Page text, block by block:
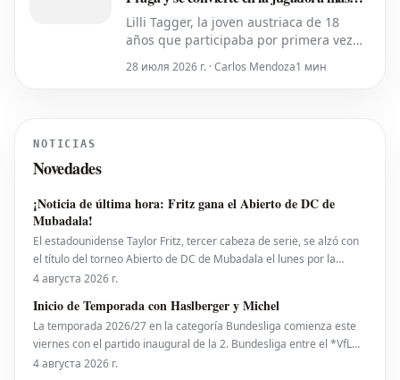
joven del top 50
Lilli Tagger, la joven austriaca de 18
años que participaba por primera vez
en el cuadro principal del torneo,
conquistó su primer título WTA el
28 июля 2026 г. · Carlos Mendoza1 мин
NOTICIAS
Novedades
¡Noticia de última hora: Fritz gana el Abierto de DC de
Mubadala!
El estadounidense Taylor Fritz, tercer cabeza de serie, se alzó con
el título del torneo Abierto de DC de Mubadala el lunes por la
noche, tras derrotar al español Rafael Jodar por 7-6 (2), 6-4. Este es
10 del ranking mundial, habí
4 августа 2026 г.
Inicio de Temporada con Haslberger y Michel
La temporada 2026/27 en la categoría Bundesliga comienza este
viernes con el partido inaugural de la 2. Bundesliga entre el *VfL
Bochum* y el *Hertha BSC*. El encuentro será dirigido por
4 августа 2026 г.